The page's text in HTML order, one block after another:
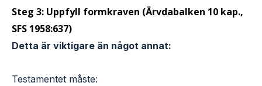
Steg 3: Uppfyll formkraven (Ärvdabalken 10 kap.,
SFS 1958:637)
Detta är viktigare än något annat:
Testamentet måste: